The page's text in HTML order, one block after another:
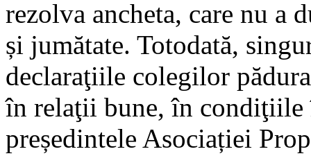
rezolva ancheta, care nu a
și jumătate. Totodată,
declaraţiile colegilor
în relaţii bune, în condiţiile
președintele Asociației